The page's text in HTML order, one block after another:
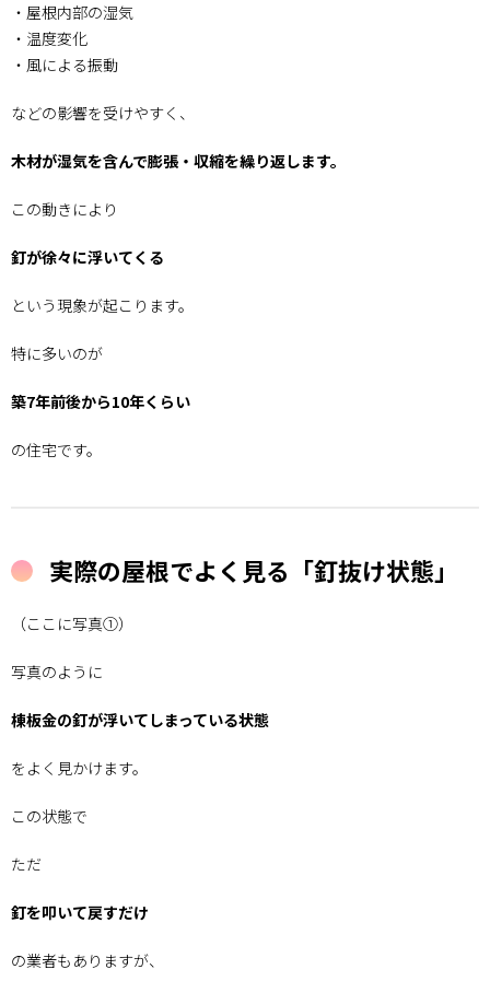
は株
式会
社か
じの
・屋根内部の湿気
・温度変化
・風による振動
などの影響を受けやすく、
木材が湿気を含んで膨張・収縮を繰り返します。
この動きにより
釘が徐々に浮いてくる
という現象が起こります。
特に多いのが
築7年前後から10年くらい
の住宅です。
実際の屋根でよく見る「釘抜け状態」
（ここに写真①）
写真のように
棟板金の釘が浮いてしまっている状態
をよく見かけます。
この状態で
ただ
釘を叩いて戻すだけ
の業者もありますが、